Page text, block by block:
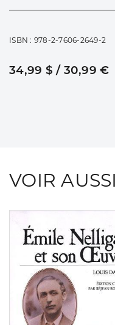
ISBN : 978-2-7606-2649-2
34,99 $ / 30,99 €
VOIR AUSSI